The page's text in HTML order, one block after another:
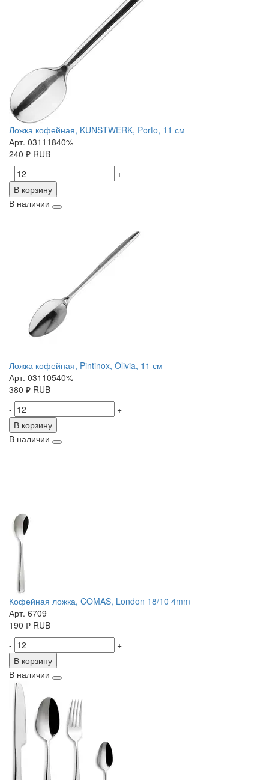
Ложка кофейная, KUNSTWERK, Porto, 11 см
Арт. 03111840%
240 ₽ RUB
-
+
В корзину
В наличии
Ложка кофейная, Pintinox, Olivia, 11 см
Арт. 03110540%
380 ₽ RUB
-
+
В корзину
В наличии
Кофейная ложка, COMAS, London 18/10 4mm
Арт. 6709
190 ₽ RUB
-
+
В корзину
В наличии